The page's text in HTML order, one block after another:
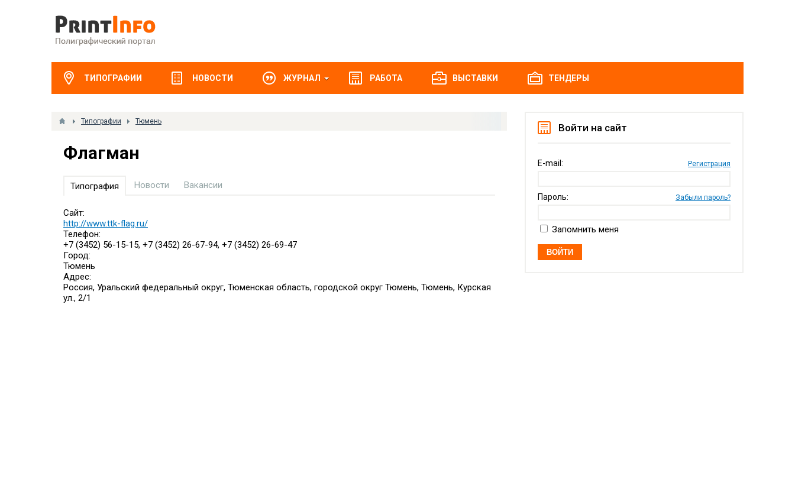
ТИПОГРАФИИ НОВОСТИ ЖУРНАЛ РАБОТА ВЫСТАВКИ ТЕНДЕРЫ
Типографии Тюмень
Флагман
Типография Новости Вакансии
Сайт:
http://www.ttk-flag.ru/
Телефон:
+7 (3452) 56-15-15, +7 (3452) 26-67-94, +7 (3452) 26-69-47
Город:
Тюмень
Адрес:
Россия, Уральский федеральный округ, Тюменская область, городской округ Тюмень, Тюмень, Курская
ул., 2/1
Войти на сайт
E-mail: Регистрация
Пароль: Забыли пароль?
Запомнить меня